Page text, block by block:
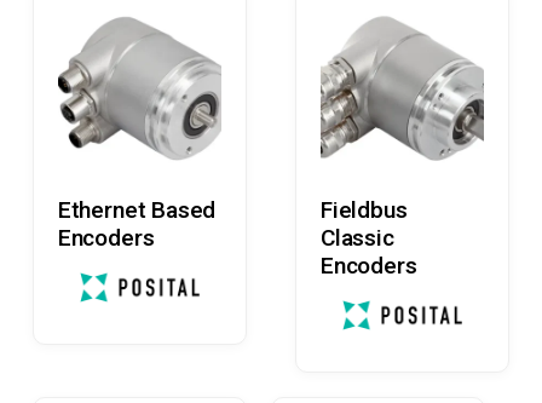
Ethernet Based
Encoders
Læs Mere
Fieldbus
Classic
Encoders